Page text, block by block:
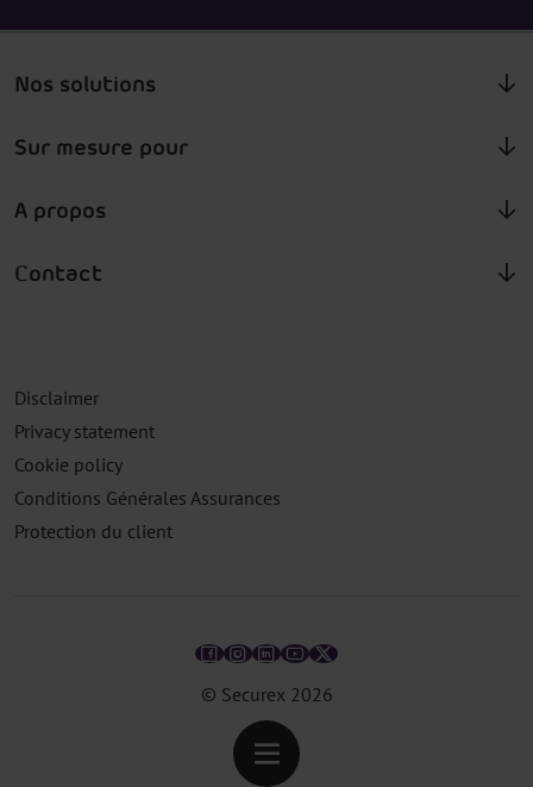
Nos solutions
Sur mesure pour
A propos
Contact
© Securex 2026
Disclaimer
Privacy statement
Cookie policy
Conditions Générales Assurances
Protection du client